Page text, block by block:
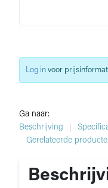
Ga naar:
Beschrijving
Gerelateerde
Log in voor